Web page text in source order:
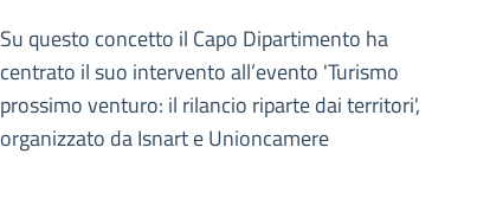
Su questo concetto il Capo Dipartimento ha
centrato il suo intervento all’evento 'Turismo
prossimo venturo: il rilancio riparte dai territori',
organizzato da Isnart e Unioncamere